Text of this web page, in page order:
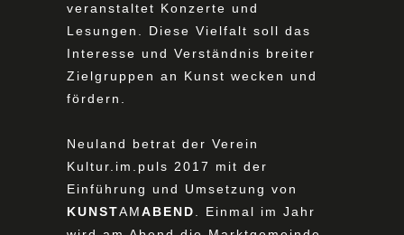
veranstaltet Konzerte und
Lesungen. Diese Vielfalt soll das
Interesse und Verständnis breiter
Zielgruppen an Kunst wecken und
fördern.
Neuland betrat der Verein
Kultur.im.puls 2017 mit der
Einführung und Umsetzung von
KUNSTAMABEND. Einmal im Jahr